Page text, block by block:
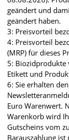
geändert und
geändert haben.
3: Preisvorteil
4: Preisvorteil
(MRP) für dieses
5: Biozidprodukte
Etikett und
6: Sie erhalten
Euro Warenwert.
Warenkorb wird
Gutscheins vom
Barauszahlung